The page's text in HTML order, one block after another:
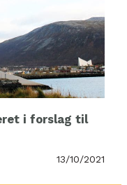
i forslag til
13/10/2021